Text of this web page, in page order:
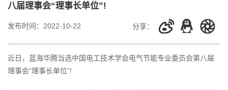
八届理事会“理事长单位”!
发布时间： 2022-10-22 分享：
近日，蓝海华腾当选中国电工技术学会电气节能专业委员会第八届
理事会“理事长单位”!